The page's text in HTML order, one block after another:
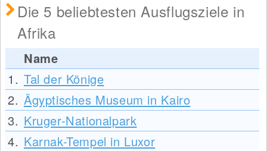
Die 5 beliebtesten Ausflugsziele in
Afrika
Name
1. Tal der Könige
2. Ägyptisches Museum in Kairo
3. Kruger-Nationalpark
4. Karnak-Tempel in Luxor